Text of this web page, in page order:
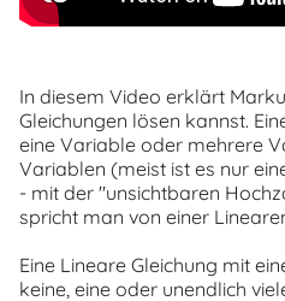
In diesem Video erklärt
Gleichungen lösen kannst.
eine Variable oder mehrere
Variablen (meist ist es nur
- mit der "unsichtbaren
spricht man von einer
Eine Lineare Gleichung mit
keine, eine oder unendlich